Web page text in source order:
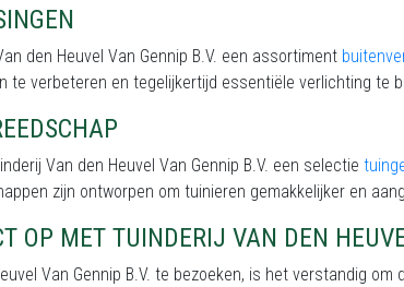
den Heuvel Van Gennip B.V. een assortiment
te verbeteren en tegelijkertijd essentiële verlichting te
Van den Heuvel Van Gennip B.V. een selectie
zijn ontworpen om tuinieren gemakkelijker en
OP MET TUINDERIJ VAN DEN
Van Gennip B.V. te bezoeken, is het verstandig